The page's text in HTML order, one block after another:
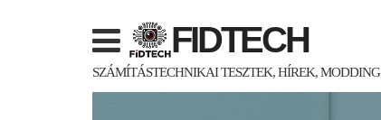
FIDTECH
SZÁMÍTÁSTECHNIKAI TESZTEK, HÍREK, MODDING